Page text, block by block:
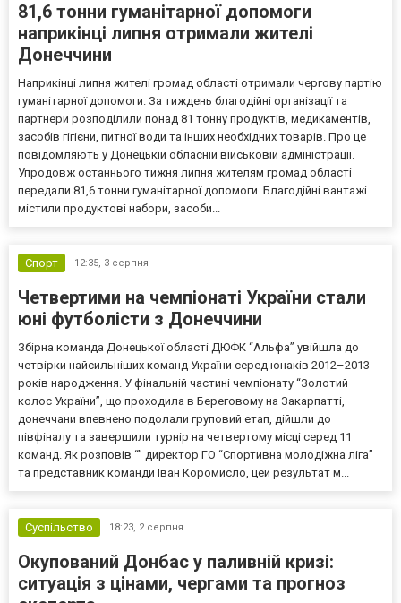
81,6 тонни гуманітарної допомоги
наприкінці липня отримали жителі
Донеччини
Наприкінці липня жителі громад області отримали чергову партію
гуманітарної допомоги. За тиждень благодійні організації та
партнери розподілили понад 81 тонну продуктів, медикаментів,
засобів гігієни, питної води та інших необхідних товарів. Про це
повідомляють у Донецькій обласній військовій адміністрації.
Упродовж останнього тижня липня жителям громад області
передали 81,6 тонни гуманітарної допомоги. Благодійні вантажі
містили продуктові набори, засоби...
Спорт 12:35, 3 серпня
Четвертими на чемпіонаті України стали
юні футболісти з Донеччини
Збірна команда Донецької області ДЮФК “Альфа” увійшла до
четвірки найсильніших команд України серед юнаків 2012–2013
років народження. У фінальній частині чемпіонату “Золотий
колос України”, що проходила в Береговому на Закарпатті,
донеччани впевнено подолали груповий етап, дійшли до
півфіналу та завершили турнір на четвертому місці серед 11
команд. Як розповів “” директор ГО “Спортивна молодіжна ліга”
та представник команди Іван Коромисло, цей результат м...
Суспільство 18:23, 2 серпня
Окупований Донбас у паливній кризі:
ситуація з цінами, чергами та прогноз